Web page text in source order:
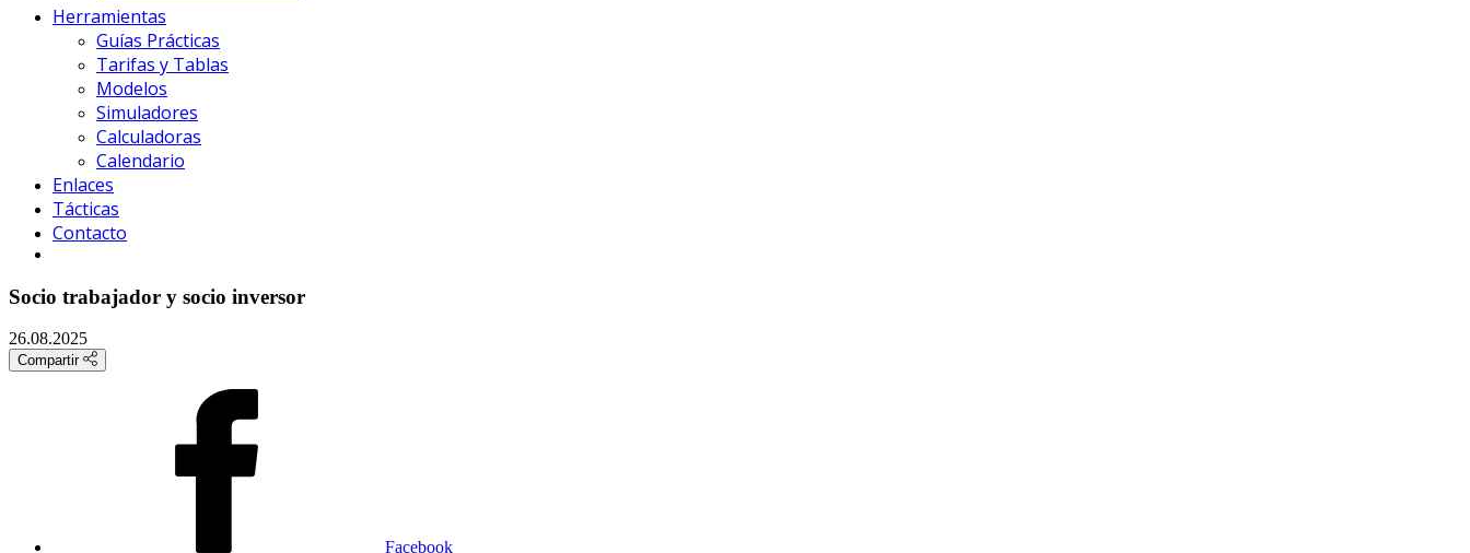
Herramientas
Guías Prácticas
Tarifas y Tablas
Modelos
Simuladores
Calculadoras
Calendario
Enlaces
Tácticas
Contacto
Socio trabajador y socio inversor
26.08.2025
Compartir
Facebook